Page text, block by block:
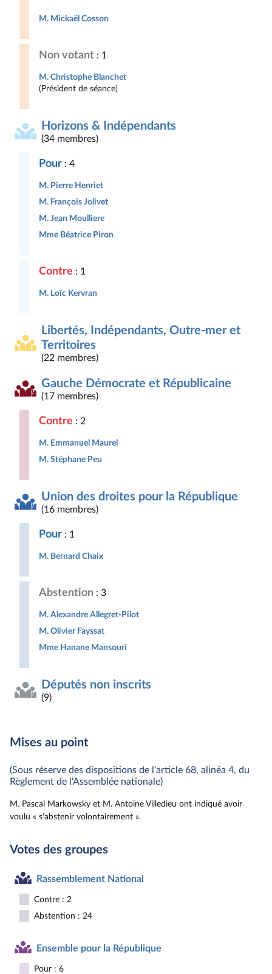
M. Mickaël Cosson
Non votant : 1
M. Christophe Blanchet
(Président de séance)
Horizons & Indépendants
(34 membres)
Pour : 4
M. Pierre Henriet
M. François Jolivet
M. Jean Moulliere
Mme Béatrice Piron
Contre : 1
M. Loïc Kervran
Libertés, Indépendants, Outre-mer et
Territoires
(22 membres)
Gauche Démocrate et Républicaine
(17 membres)
Contre : 2
M. Emmanuel Maurel
M. Stéphane Peu
Union des droites pour la République
(16 membres)
Pour : 1
M. Bernard Chaix
Abstention : 3
M. Alexandre Allegret-Pilot
M. Olivier Fayssat
Mme Hanane Mansouri
Députés non inscrits
(9)
Mises au point
(Sous réserve des dispositions de l'article 68, alinéa 4, du
Règlement de l'Assemblée nationale)
M. Pascal Markowsky et M. Antoine Villedieu ont indiqué avoir
voulu « s'abstenir volontairement ».
Votes des groupes
Rassemblement National
Contre : 2
Abstention : 24
Ensemble pour la République
Pour : 6